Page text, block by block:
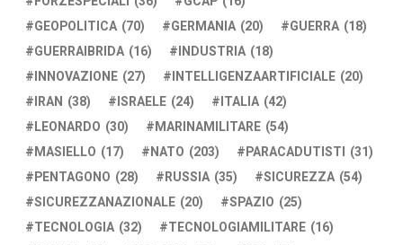
GEOPOLITICA (70) GERMANIA (20) GUERRA (18)
GUERRAIBRIDA (16) INDUSTRIA (18)
INNOVAZIONE (27) INTELLIGENZAARTIFICIALE (20)
IRAN (38) ISRAELE (24) ITALIA (42)
LEONARDO (30) MARINAMILITARE (54)
MASIELLO (17) NATO (203) PARACADUTISTI (31)
PENTAGONO (28) RUSSIA (35) SICUREZZA (54)
SICUREZZANAZIONALE (20) SPAZIO (25)
TECNOLOGIA (32) TECNOLOGIAMILITARE (16)